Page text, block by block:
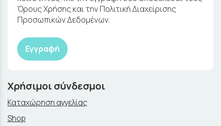
Όρους Χρήσης και την Πολιτική Διαχείρισης
Προσωπικών Δεδομένων.
Εγγραφή
Χρήσιμοι σύνδεσμοι
Καταχώρηση αγγελίας
Shop